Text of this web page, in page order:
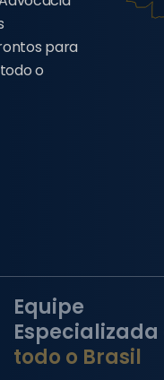
para
o
Equipe
Especializada
todo o Brasil